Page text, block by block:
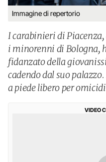
Immagine di repertorio
I carabinieri di
i minorenni di Bologna,
fidanzato della
cadendo dal suo
a piede libero per
VIDEO